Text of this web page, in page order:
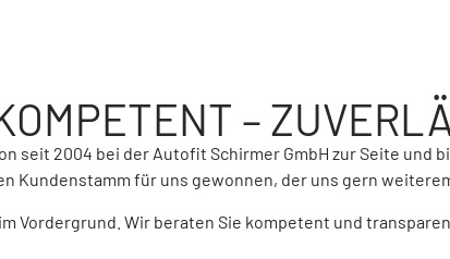
–
seit 2004 bei der Autofit Schirmer GmbH zur Seite und
Kundenstamm für uns gewonnen, der uns gern
Vordergrund. Wir beraten Sie kompetent und